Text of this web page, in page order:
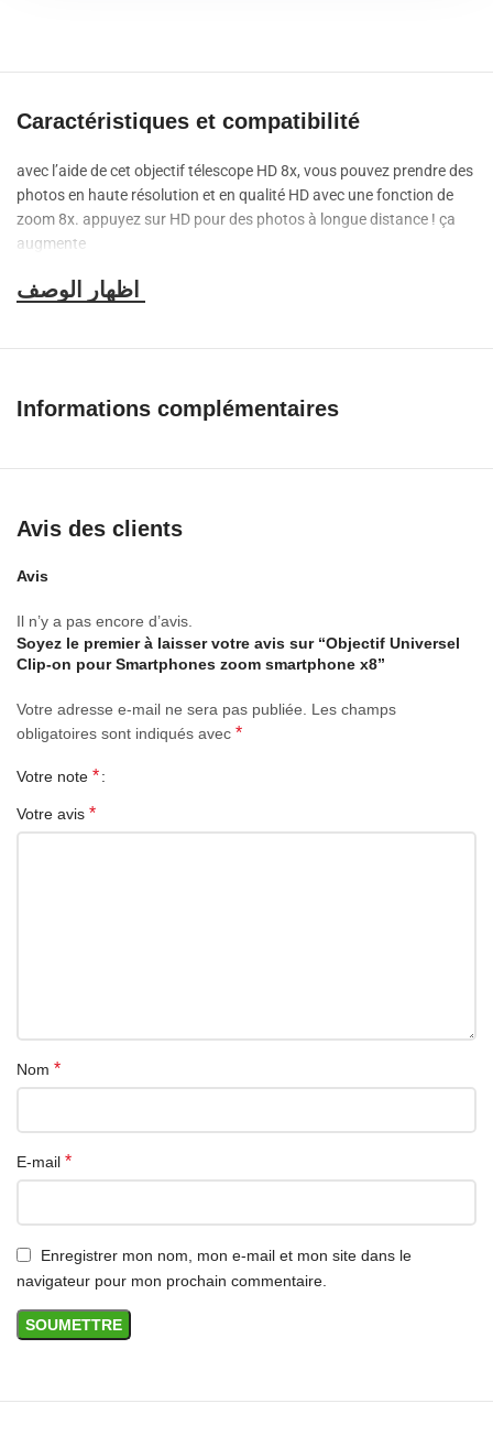
Caractéristiques et compatibilité
avec l’aide de cet objectif télescope HD 8x, vous pouvez prendre des
photos en haute résolution et en qualité HD avec une fonction de
zoom 8x. appuyez sur HD pour des photos à longue distance ! ça
augmente
– L ‘objectif zoom Universel 8X pour Smartphone permet de
– Flou sur l’arrière-plan et la mise au point nette du sujet
– Léger et compact pour une portabilité
– Optimale La fixation par clip universel vous permet d’utiliser
l’objectif avec presque tous les appareils photo intelligents.
– Zoom : 8x Zoom fixe
– Angle de vue : 7 degrés
Informations complémentaires
Avis des clients
Avis
Il n’y a pas encore d’avis.
Soyez le premier à laisser votre avis sur “Objectif Universel
Clip-on pour Smartphones zoom smartphone x8”
Votre adresse e-mail ne sera pas publiée.
Les champs
obligatoires sont indiqués avec *
Votre note *
Votre avis *
Nom *
E-mail *
Enregistrer mon nom, mon e-mail et mon site dans le
navigateur pour mon prochain commentaire.